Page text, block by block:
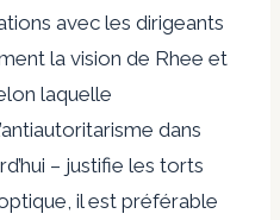
avec les dirigeants
la vision de Rhee et
laquelle
dans
– justifie les torts
il est préférable